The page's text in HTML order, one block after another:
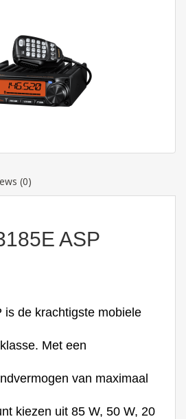
(0)
ASP
is de krachtigste mobiele
Met een
van maximaal
kiezen uit 85 W, 50 W, 20